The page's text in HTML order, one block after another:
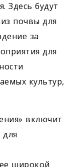
Здесь будут
почвы для
за
для
культур,
включит
широкой